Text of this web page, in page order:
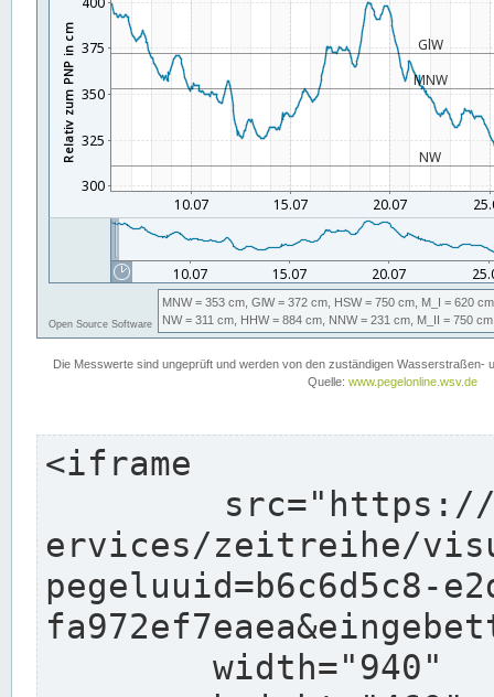
<iframe
ervices/zeitreihe/
pegeluuid=b6c6d5c8-